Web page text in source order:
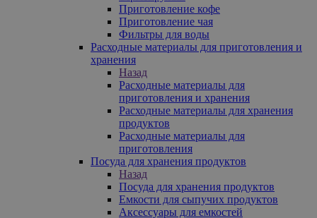
Приготовление кофе
Приготовление чая
Фильтры для воды
Расходные материалы для приготовления и
хранения
Назад
Расходные материалы для
приготовления и хранения
Расходные материалы для хранения
продуктов
Расходные материалы для
приготовления
Посуда для хранения продуктов
Назад
Посуда для хранения продуктов
Емкости для сыпучих продуктов
Аксессуары для емкостей